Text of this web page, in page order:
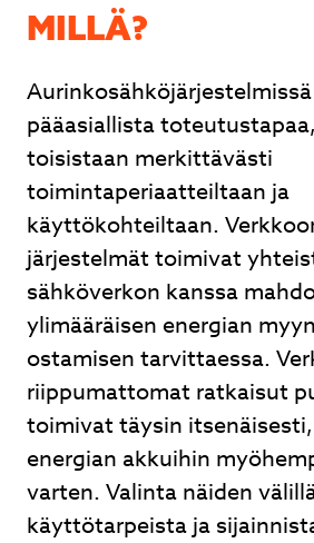
MIL­LÄ?
pääasiallista
toisistaan merkittävästi
toimintaperiaatteiltaan ja
käyttökohteiltaan.
järjestelmät toimivat
sähköverkon kanssa
ylimääräisen energian
ostamisen tarvittaessa.
riippumattomat ratkaisut
toimivat täysin
energian akkuihin
varten. Valinta näiden
käyttötarpeista ja
Ilmalämpöpumpusta nopea
toimitus ja ammattitaitoinen
neuvot kaupan päälle.
Juhani Kuntsi
Page
of